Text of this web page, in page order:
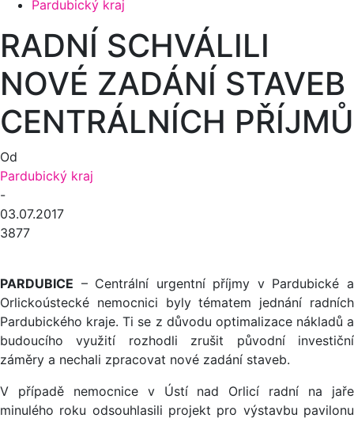
Pardubický kraj
RADNÍ SCHVÁLILI
NOVÉ ZADÁNÍ STAVEB
CENTRÁLNÍCH PŘÍJMŮ
Od
Pardubický kraj
-
03.07.2017
3877
PARDUBICE – Centrální urgentní příjmy v Pardubické a
Orlickoústecké nemocnici byly tématem jednání radních
Pardubického kraje. Ti se z důvodu optimalizace nákladů a
budoucího využití rozhodli zrušit původní investiční
záměry a nechali zpracovat nové zadání staveb.
V případě nemocnice v Ústí nad Orlicí radní na jaře
minulého roku odsouhlasili projekt pro výstavbu pavilonu